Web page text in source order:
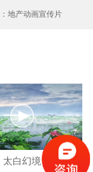
： 地产动画宣传片
太白幻境